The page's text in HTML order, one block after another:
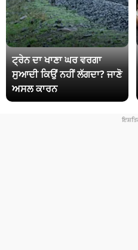
ਟ੍ਰੇਨ ਦਾ ਖਾਣਾ ਘਰ ਵਰਗਾ
ਸੁਆਦੀ ਕਿਉਂ ਨਹੀਂ ਲੱਗਦਾ? ਜਾਣੋ
ਅਸਲ ਕਾਰਨ